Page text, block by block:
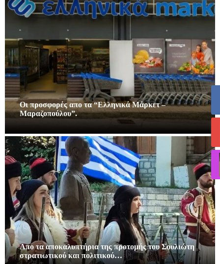
Οι προσφορές απο τα “Ελληνικά Μάρκετ –
Μαραζοπούλου”.
Απο τα αποκαλυπτήρια της προτομής του Σουλιώτη
στρατιωτικού και πολιτικού…